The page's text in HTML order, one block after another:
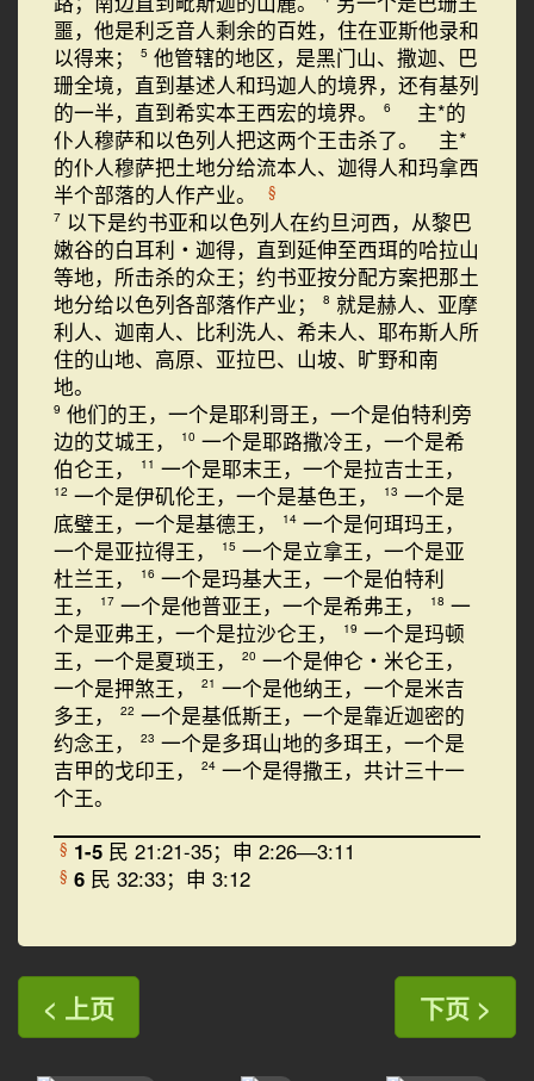
噩，他是利乏音人剩余的百姓，住在亚斯他录和
以得来；
5 他管辖的地区，是黑门山、撒迦、巴
珊全境，直到基述人和玛迦人的境界，还有基列
的一半，直到希实本王西宏的境界。
6
主*的
仆人穆萨和以色列人把这两个王击杀了。 主*
的仆人穆萨把土地分给流本人、迦得人和玛拿西
半个部落的人作产业。
§
7 以下是约书亚和以色列人在约旦河西，从黎巴
嫩谷的白耳利・迦得，直到延伸至西珥的哈拉山
等地，所击杀的众王；约书亚按分配方案把那土
地分给以色列各部落作产业；
8 就是赫人、亚摩
利人、迦南人、比利洗人、希未人、耶布斯人所
住的山地、高原、亚拉巴、山坡、旷野和南
地。
9 他们的王，一个是耶利哥王，一个是伯特利旁
边的艾城王，
10 一个是耶路撒冷王，一个是希
伯仑王，
11 一个是耶末王，一个是拉吉士王，
12 一个是伊矶伦王，一个是基色王， 13 一个是
底璧王，一个是基德王，
14 一个是何珥玛王，
一个是亚拉得王，
15 一个是立拿王，一个是亚
杜兰王，
16 一个是玛基大王，一个是伯特利
王，
17 一个是他普亚王，一个是希弗王， 18 一
个是亚弗王，一个是拉沙仑王，
19 一个是玛顿
王，一个是夏琐王，
20 一个是伸仑・米仑王，
一个是押煞王，
21 一个是他纳王，一个是米吉
多王，
22 一个是基低斯王，一个是靠近迦密的
约念王，
23 一个是多珥山地的多珥王，一个是
吉甲的戈印王，
24 一个是得撒王，共计三十一
个王。
§ 1-5 民 21:21-35；申 2:26―3:11
§ 6 民 32:33；申 3:12
< 上页 下页 >